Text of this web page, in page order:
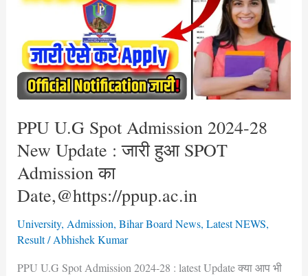
PPU U.G Spot Admission 2024-28
New Update : जारी हुआ SPOT
Admission का
Date,@https://ppup.ac.in
University, Admission, Bihar Board News, Latest NEWS,
Result/Abhishek Kumar
PPU U.G Spot Admission 2024-28 : latest Update क्या आप भी
Admission
28
New
Update
:
जारी
SPOT
Admission
का